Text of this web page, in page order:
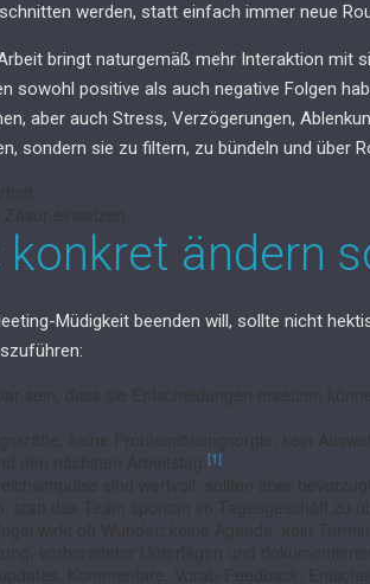
werden, statt einfach immer neue
bringt naturgemäß mehr Interaktion mit
sowohl positive als auch negative Folgen
aber auch Stress, Verzögerungen,
sondern sie zu filtern, zu bündeln und über
ändern
Müdigkeit beenden will, sollte nicht
den nächsten Arbeitstag.[1]
statt das Team spontan im Tagesgeschäft zu
vorbereiteter Unterlagen und